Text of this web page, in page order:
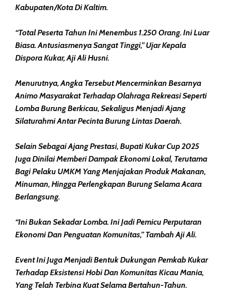
Kabupaten/kota Di Kaltim.
“Total Peserta Tahun Ini Menembus 1.250 Orang. Ini Luar
Biasa. Antusiasmenya Sangat Tinggi,” Ujar Kepala
Dispora Kukar, Aji Ali Husni.
Menurutnya, Angka Tersebut Mencerminkan Besarnya
Animo Masyarakat Terhadap Olahraga Rekreasi Seperti
Lomba Burung Berkicau, Sekaligus Menjadi Ajang
Silaturahmi Antar Pecinta Burung Lintas Daerah.
Selain Sebagai Ajang Prestasi, Bupati Kukar Cup 2025
Juga Dinilai Memberi Dampak Ekonomi Lokal, Terutama
Bagi Pelaku UMKM Yang Menjajakan Produk Makanan,
Minuman, Hingga Perlengkapan Burung Selama Acara
Berlangsung.
“Ini Bukan Sekadar Lomba. Ini Jadi Pemicu Perputaran
Ekonomi Dan Penguatan Komunitas,” Tambah Aji Ali.
Event Ini Juga Menjadi Bentuk Dukungan Pemkab Kukar
Terhadap Eksistensi Hobi Dan Komunitas Kicau Mania,
Yang Telah Terbina Kuat Selama Bertahun-Tahun.